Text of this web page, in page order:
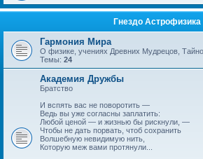
Гнездо Астрофизика
Гармония Мира
О физике, учениях Древних Мудрецов,
Темы: 24
Академия Дружбы
Братство
И вспять вас не поворотить —
Ведь вы уже согласны заплатить:
Любой ценой — и жизнью бы рискнули, —
Чтобы не дать порвать, чтоб сохранить
Волшебную невидимую нить,
Которую меж вами протянули...